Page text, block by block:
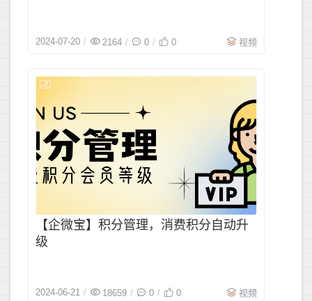
2024-07-20 2164 0 0 视频
【企微宝】积分管理，消费积分自动升
级
2024-06-21 18659 0 0 视频